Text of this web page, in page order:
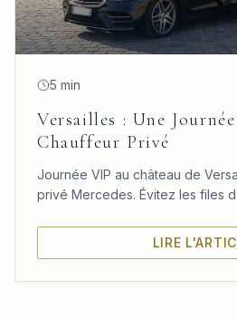
5 min
Versailles : Une
Chauffeur Privé
Journée VIP au château de
privé Mercedes. Évitez les files
LIRE